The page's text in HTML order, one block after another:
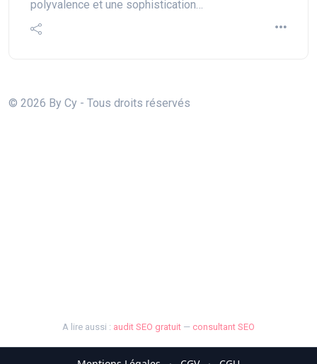
polyvalence et une sophistication…
© 2026 By Cy - Tous droits réservés
A lire aussi : audit SEO gratuit — consultant SEO